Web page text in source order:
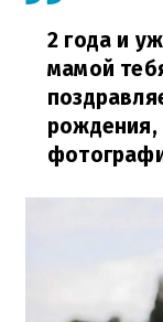
2 года и
мамой
рождения,